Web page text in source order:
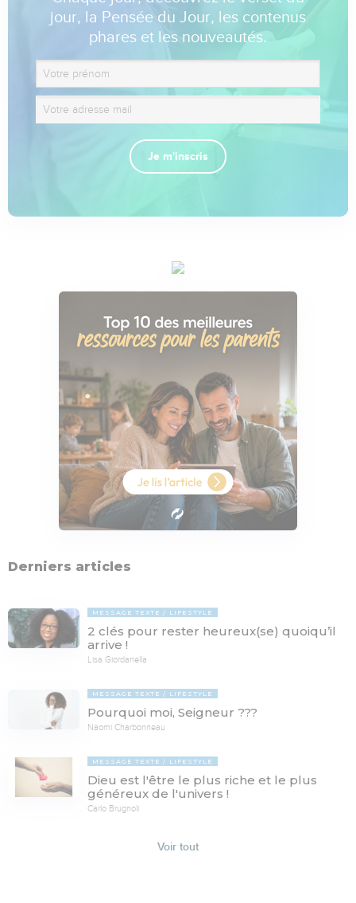
jour, la Pensée du Jour, les contenus
phares et les nouveautés.
Je m'inscris
Derniers articles
MESSAGE TEXTE LIFESTYLE
2 clés pour rester heureux(se) quoiqu’il
arrive !
Lisa Giordanella
MESSAGE TEXTE LIFESTYLE
Pourquoi moi, Seigneur ???
Naomi Charbonneau
MESSAGE TEXTE LIFESTYLE
Dieu est l'être le plus riche et le plus
généreux de l'univers !
Carlo Brugnoli
Voir tout